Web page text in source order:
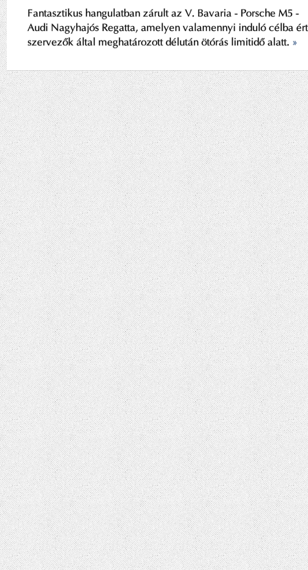
Fantasztikus hangulatban zárult az V. Bavaria - Porsche M5 -
Audi Nagyhajós Regatta, amelyen valamennyi induló célba
szervezők által meghatározott délután ötórás limitidő alatt. »